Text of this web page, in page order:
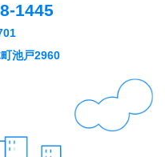
1445
池戸2960